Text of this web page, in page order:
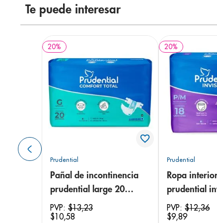
Te puede interesar
20%
Prudential
Pañal de incontinencia
prudential large 20
unidades
PVP: $13,23
$10,58
20%
Prudential
Ropa
prudential
small/
unidades
PVP:$12,36
$9,89